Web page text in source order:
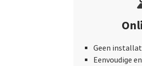
Geen
Eenvoudige